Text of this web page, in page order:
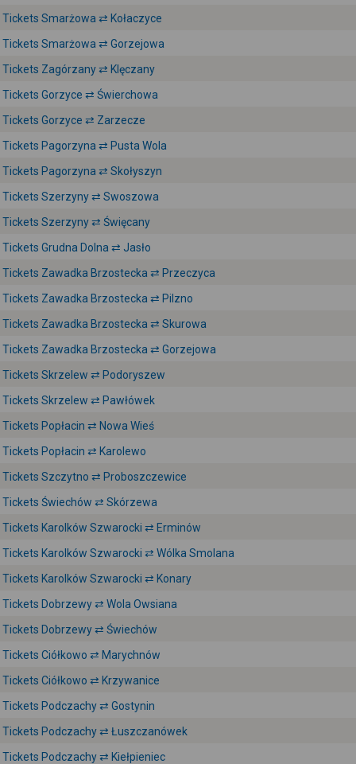
Tickets Smarżowa ⇄ Kołaczyce
Tickets Smarżowa ⇄ Gorzejowa
Tickets Zagórzany ⇄ Klęczany
Tickets Gorzyce ⇄ Świerchowa
Tickets Gorzyce ⇄ Zarzecze
Tickets Pagorzyna ⇄ Pusta Wola
Tickets Pagorzyna ⇄ Skołyszyn
Tickets Szerzyny ⇄ Swoszowa
Tickets Szerzyny ⇄ Święcany
Tickets Grudna Dolna ⇄ Jasło
Tickets Zawadka Brzostecka ⇄ Przeczyca
Tickets Zawadka Brzostecka ⇄ Pilzno
Tickets Zawadka Brzostecka ⇄ Skurowa
Tickets Zawadka Brzostecka ⇄ Gorzejowa
Tickets Skrzelew ⇄ Podoryszew
Tickets Skrzelew ⇄ Pawłówek
Tickets Popłacin ⇄ Nowa Wieś
Tickets Popłacin ⇄ Karolewo
Tickets Szczytno ⇄ Proboszczewice
Tickets Świechów ⇄ Skórzewa
Tickets Karolków Szwarocki ⇄ Erminów
Tickets Karolków Szwarocki ⇄ Wólka Smolana
Tickets Karolków Szwarocki ⇄ Konary
Tickets Dobrzewy ⇄ Wola Owsiana
Tickets Dobrzewy ⇄ Świechów
Tickets Ciółkowo ⇄ Marychnów
Tickets Ciółkowo ⇄ Krzywanice
Tickets Podczachy ⇄ Gostynin
Tickets Podczachy ⇄ Łuszczanówek
Tickets Podczachy ⇄ Kiełpieniec